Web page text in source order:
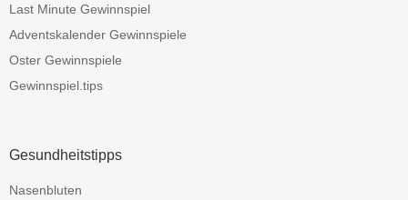
Last Minute Gewinnspiel
Adventskalender Gewinnspiele
Oster Gewinnspiele
Gewinnspiel.tips
Gesundheitstipps
Nasenbluten